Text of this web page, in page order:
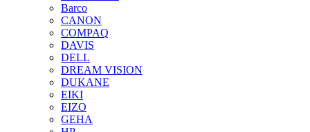
Barco
CANON
COMPAQ
DAVIS
DELL
DREAM VISION
DUKANE
EIKI
EIZO
GEHA